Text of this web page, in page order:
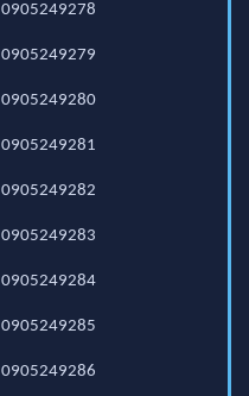
0905249278
0905249279
0905249280
0905249281
0905249282
0905249283
0905249284
0905249285
0905249286